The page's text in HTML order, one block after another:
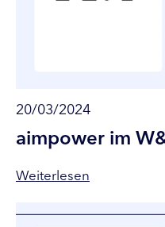
20/03/2024
aimpower im
Weiterlesen